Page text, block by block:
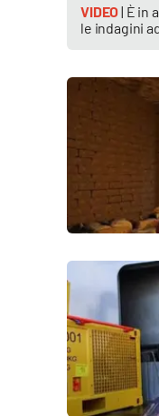
Cookie policy
VIDEO| È in
le indagini